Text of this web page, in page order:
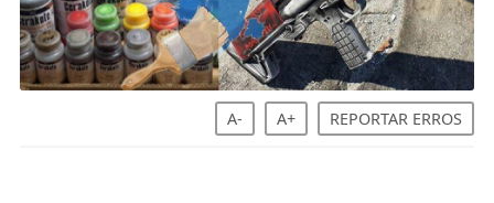
A- A+ REPORTAR ERROS